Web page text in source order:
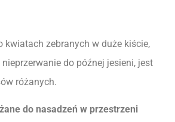
kwiatach zebranych w duże kiście,
do późnej jesieni, jest
różanych.
do nasadzeń w przestrzeni